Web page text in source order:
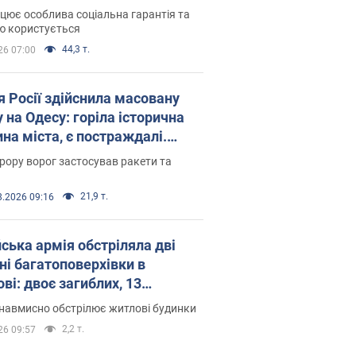
особлива соціальна гарантія та
користується
07:00 44,3 т.
Росії здійснила масовану
на Одесу: горіла історична
міста, є постраждалі.
відео
ворог застосував ракети та
09:16 21,9 т.
армія обстріляла дві
багатоповерхівки в
двоє загиблих, 13
обстрілює житлові будинки
09:57 2,2 т.